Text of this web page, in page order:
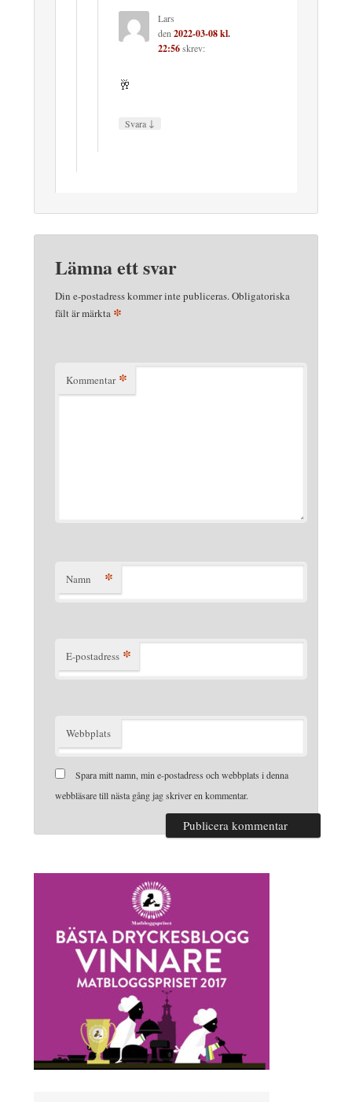
Lars
den 2022-03-08 kl.
22:56skrev:
🥂
Svara ↓
Lämna ett svar
Din e-postadress kommer inte publiceras.Obligatoriska
fält är märkta *
Kommentar *
Namn *
E-postadress *
Webbplats
Spara mitt namn, min e-postadress och webbplats i denna
webbläsare till nästa gång jag skriver en kommentar.